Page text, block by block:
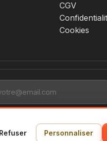
Refuser Personnaliser
CGV
Cookies